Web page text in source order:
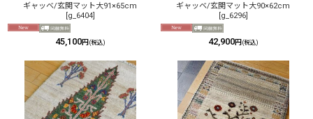
ギャッベ/玄関マット大91×65cm
[g_6404]
45,100円 (税込)
ギャッベ/玄関マット大90×62cm
[g_6296]
42,900円 (税込)